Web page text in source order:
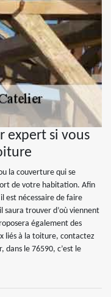
expert si vous
la couverture qui se
de votre habitation. Afin
est nécessaire de faire
saura trouver d’où viennent
également des
liés à la toiture, contactez
dans le 76590, c’est le